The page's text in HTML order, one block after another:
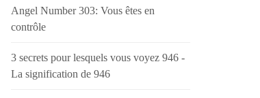
Angel Number 303: Vous êtes en
contrôle
3 secrets pour lesquels vous voyez 946 -
La signification de 946